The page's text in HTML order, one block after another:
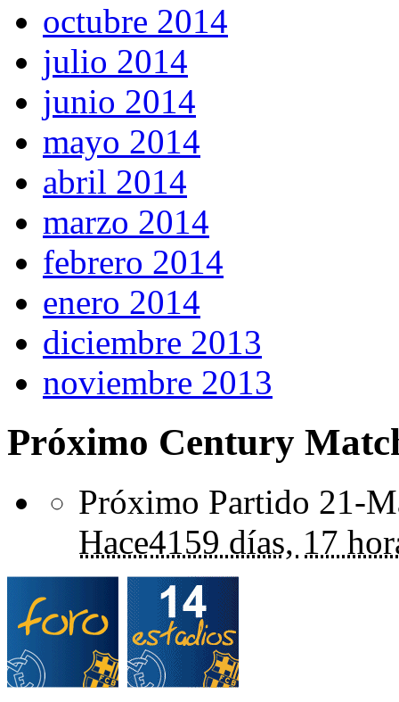
octubre 2014
julio 2014
junio 2014
mayo 2014
abril 2014
marzo 2014
febrero 2014
enero 2014
diciembre 2013
noviembre 2013
Próximo Century
Próximo Partido 21-
Hace4159 días, 17